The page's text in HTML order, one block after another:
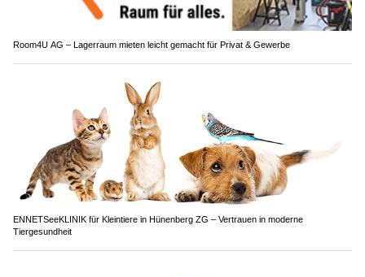
Room4U AG – Lagerraum mieten leicht gemacht für Privat & Gewerbe
ENNETSeeKLINIK für Kleintiere in Hünenberg ZG – Vertrauen in moderne
Tiergesundheit